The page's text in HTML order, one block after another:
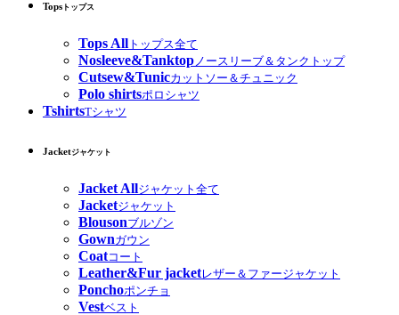
Tops トップス
Tops All トップス全て
Nosleeve&Tanktop ノースリーブ＆タンクトップ
Cutsew&Tunicカットソー＆チュニック
Polo shirtsポロシャツ
TshirtsTシャツ
Jacketジャケット
Jacket Allジャケット全て
Jacketジャケット
Blousonブルゾン
Gownガウン
Coatコート
Leather&Fur jacketレザー＆ファージャケット
Ponchoポンチョ
Vestベスト